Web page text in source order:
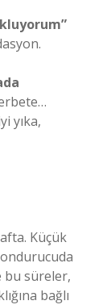
yıka,
Küçük
bu süreler,
bağlı